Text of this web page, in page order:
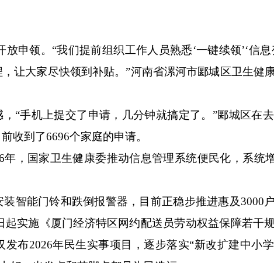
领。“我们提前组织工作人员熟悉‘一键续领’‘信息
让大家尽快领到补贴。”河南省漯河市郾城区卫生健
手机上提交了申请，几分钟就搞定了。”郾城区在
收到了6696个家庭的申请。
，国家卫生健康委推动信息管理系统便民化，系统
能门铃和跌倒报警器，目前正稳步推进惠及3000
实施《厦门经济特区网约配送员劳动权益保障若干
布2026年民生实事项目，逐步落实“新改扩建中小